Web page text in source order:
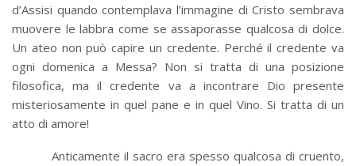
d’Assisi quando contemplava l’immagine di Cristo sembrava
muovere le labbra come se assaporasse qualcosa di dolce.
Un ateo non può capire un credente. Perché il credente va
ogni domenica a Messa? Non si tratta di una posizione
filosofica, ma il credente va a incontrare Dio presente
misteriosamente in quel pane e in quel Vino. Si tratta di un
atto di amore!
Anticamente il sacro era spesso qualcosa di cruento,